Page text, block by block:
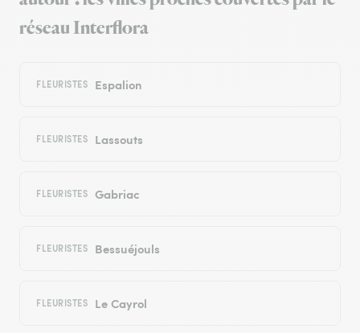
réseau Interflora
FLEURISTES Espalion
FLEURISTES Lassouts
FLEURISTES Gabriac
FLEURISTES Bessuéjouls
FLEURISTES Le Cayrol